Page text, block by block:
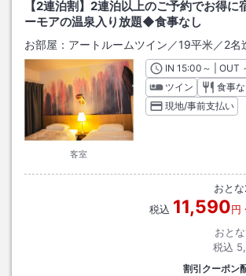
【2連泊割】2連泊以上のご予約でお得に
ーモアの温泉入り放題◆食事なし
お部屋： アートルームツイン／19平米／2名
客室
INチェックイン
15:00 ～ | OUT
ツイン
食事な
現地/事前支払い
おとな
税込 11,590円
おと
税込
割引クーポン